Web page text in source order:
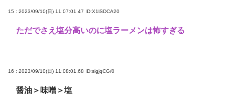
15 : 2023/09/10(日) 11:07:01.47 ID:X1lSDCA20
ただでさえ塩分高いのに塩ラーメンは怖すぎる
16 : 2023/09/10(日) 11:08:01.68 ID:sigjqCG/0
醤油＞味噌＞塩